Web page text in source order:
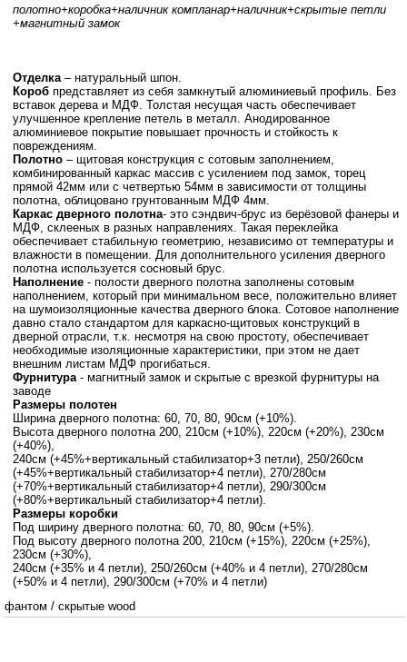
полотно+коробка+наличник компланар+наличник+скрытые петли
+магнитный замок
Отделка– натуральный шпон.
Короб представляет из себя замкнутый алюминиевый профиль. Без
вставок дерева и МДФ. Толстая несущая часть обеспечивает
улучшенное крепление петель в металл. Анодированное
алюминиевое покрытие повышает прочность и стойкость к
повреждениям.
Полотно – щитовая конструкция с сотовым заполнением,
комбинированный каркас массив с усилением под замок, торец
прямой 42мм или с четвертью 54мм в зависимости от толщины
полотна, облицовано грунтованным МДФ 4мм.
Каркас дверного полотна- это сэндвич-брус из берёзовой фанеры и
МДФ, склееных в разных направлениях. Такая переклейка
обеспечивает стабильную геометрию, независимо от температуры и
влажности в помещении. Для дополнительного усиления дверного
полотна используется сосновый брус.
Наполнение - полости дверного полотна заполнены сотовым
наполнением, который при минимальном весе, положительно влияет
на шумоизоляционные качества дверного блока. Сотовое наполнение
давно стало стандартом для каркасно-щитовых конструкций в
дверной отрасли, т.к. несмотря на свою простоту, обеспечивает
необходимые изоляционные характеристики, при этом не дает
внешним листам МДФ прогибаться.
Фурнитура- магнитный замок и скрытые c врезкой фурнитуры на
заводе
Размеры полотен
Ширина дверного полотна: 60, 70, 80, 90см (+10%).
Высота дверного полотна 200, 210см (+10%), 220см (+20%), 230см
(+40%),
240см (+45%+вертикальный стабилизатор+3 петли), 250/260см
(+45%+вертикальный стабилизатор+4 петли), 270/280см
(+70%+вертикальный стабилизатор+4 петли), 290/300см
(+80%+вертикальный стабилизатор+4 петли).
Размеры коробки
Под ширину дверного полотна: 60, 70, 80, 90см (+5%).
Под высоту дверного полотна 200, 210см (+15%), 220см (+25%),
230см (+30%),
240см (+35% и 4 петли), 250/260см (+40% и 4 петли), 270/280см
(+50% и 4 петли), 290/300см (+70% и 4 петли)
фантом / скрытые wood